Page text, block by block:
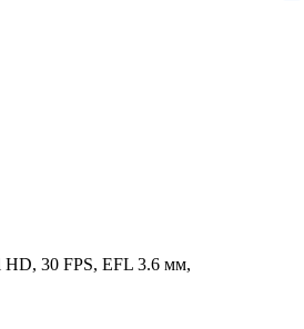
30 FPS, EFL 3.6 мм,